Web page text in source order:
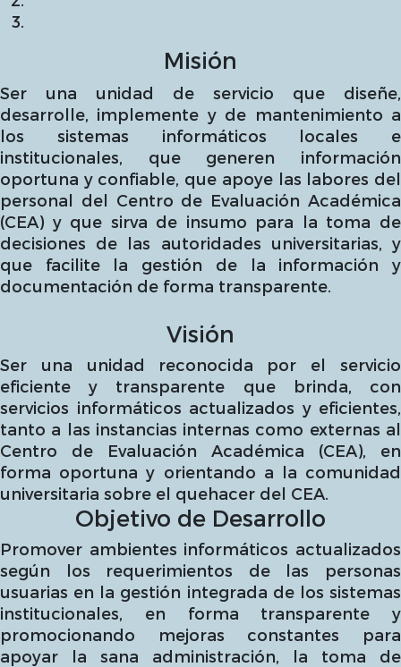
Misión
Ser una unidad de servicio que diseñe,
desarrolle, implemente y de mantenimiento a
los sistemas informáticos locales e
institucionales, que generen información
oportuna y confiable, que apoye las labores del
personal del Centro de Evaluación Académica
(CEA) y que sirva de insumo para la toma de
decisiones de las autoridades universitarias, y
que facilite la gestión de la información y
documentación de forma transparente.
Visión
Ser una unidad reconocida por el servicio
eficiente y transparente que brinda, con
servicios informáticos actualizados y eficientes,
tanto a las instancias internas como externas al
Centro de Evaluación Académica (CEA), en
forma oportuna y orientando a la comunidad
universitaria sobre el quehacer del CEA.
Objetivo de Desarrollo
Promover ambientes informáticos actualizados
según los requerimientos de las personas
usuarias en la gestión integrada de los sistemas
institucionales, en forma transparente y
promocionando mejoras constantes para
apoyar la sana administración, la toma de